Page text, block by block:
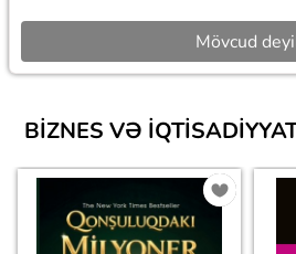
Mövcud
BIZNES VƏ